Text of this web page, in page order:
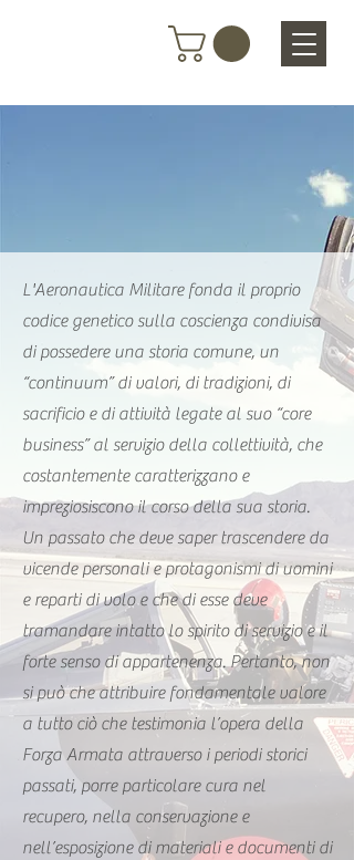
​​​​​L'Aeronautica Militare fonda il proprio
codice genetico sulla coscienza condivisa
di possedere una storia comune, un
“continuum” di valori, di tradizioni, di
sacrificio e di attività legate al suo “​core
business” al servizio della collettività, che
costantemente caratterizzano e
impreziosiscono il corso della sua storia.
Un passato che deve saper trascendere da
vicende personali e protagonismi di uomini
e reparti di volo e che di esse deve
tramandare intatto lo spirito di servizio e il
forte senso di appartenenza. Pertanto, non
si può che attribuire fondamentale valore
a tutto ciò che testimonia l’opera della
Forza Armata attraverso i periodi storici
passati, porre particolare cura nel
recupero, nella conservazione e
nell’esposizione di materiali e documenti di